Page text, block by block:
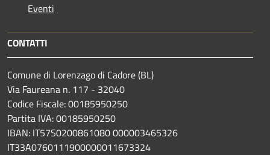
Eventi
CONTATTI
Comune di Lorenzago di Cadore (BL)
Via Faureana n. 117 - 32040
Codice Fiscale: 00185950250
Partita IVA: 00185950250
IBAN: IT57S0200861080 000003465326
IT33A0760111900000011673324